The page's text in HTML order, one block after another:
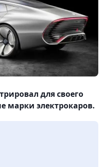
для своего
торговые марки электрокаров.